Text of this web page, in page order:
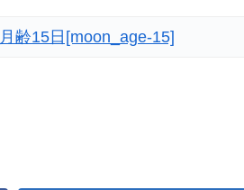
月齢15日[moon_age-15]